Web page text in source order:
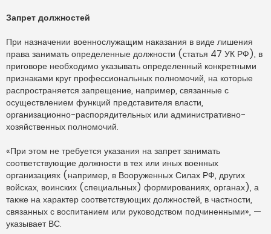
Запрет должностей
При назначении военнослужащим наказания в виде лишения
права занимать определенные должности (статья 47 УК РФ), в
приговоре необходимо указывать определенный конкретными
признаками круг профессиональных полномочий, на которые
распространяется запрещение, например, связанные с
осуществлением функций представителя власти,
организационно-распорядительных или административно-
хозяйственных полномочий.
«При этом не требуется указания на запрет занимать
соответствующие должности в тех или иных военных
организациях (например, в Вооруженных Силах РФ, других
войсках, воинских (специальных) формированиях, органах), а
также на характер соответствующих должностей, в частности,
связанных с воспитанием или руководством подчиненными», —
указывает ВС.